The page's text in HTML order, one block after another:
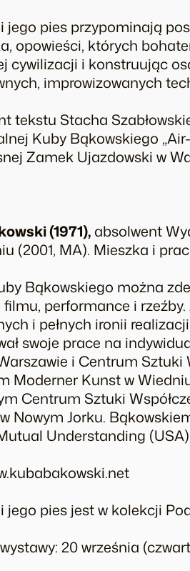
i jego pies przypominają
opowieści, których
cywilizacji i konstruując
improwizowanych
tekstu Stacha
Kuby Bąkowskiego
Zamek Ujazdowski w
(1971), absolwent
(2001, MA). Mieszka i
Bąkowskiego można
performance i
i pełnych ironii
swoje prace na
i Centrum Sztuki
Moderner Kunst w
Centrum Sztuki
Nowym Jorku.
Understanding
jego pies jest w kolekcji
20 września